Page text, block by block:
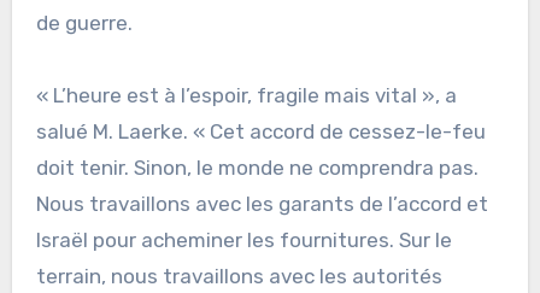
de guerre.
« L’heure est à l’espoir, fragile mais vital », a
salué M. Laerke. « Cet accord de cessez-le-feu
doit tenir. Sinon, le monde ne comprendra pas.
Nous travaillons avec les garants de l’accord et
Israël pour acheminer les fournitures. Sur le
terrain, nous travaillons avec les autorités